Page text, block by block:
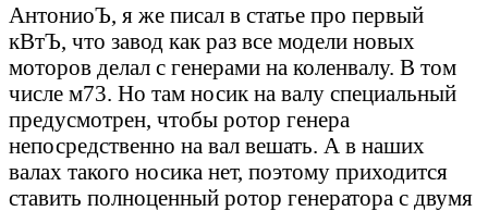
АнтониоЪ, я же писал в статье про первый
кВтЪ, что завод как раз все модели новых
моторов делал с генерами на коленвалу. В том
числе м73. Но там носик на валу специальный
предусмотрен, чтобы ротор генера
непосредственно на вал вешать. А в наших
валах такого носика нет, поэтому приходится
ставить полноценный ротор генератора с двумя